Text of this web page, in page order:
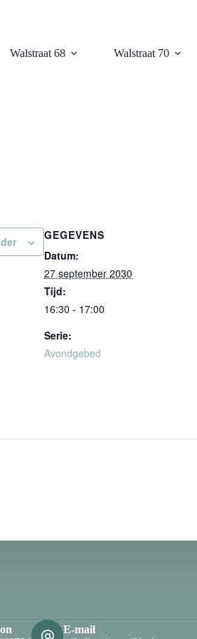
Walstraat 68 Walstraat 70
GEGEVENS
Datum:
27 september 2030
Tijd:
16:30 - 17:00
Serie:
Avondgebed
E-mail